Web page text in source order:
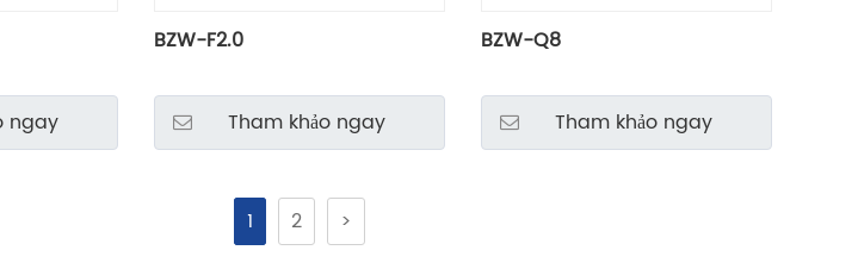
ngay
BZW-F2.0
Tham khảo ngay
BZW-Q8
Tham khảo ngay
1 2 >